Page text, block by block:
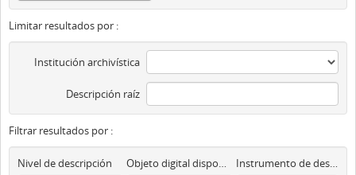
Limitar resultados por :
Institución archivística
Descripción raíz
Filtrar resultados por :
Nivel de descripción Objeto digital disponibles Instrumento de descripción